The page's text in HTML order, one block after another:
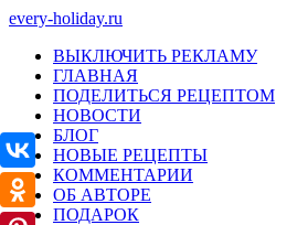
every-holiday.ru
ВЫКЛЮЧИТЬ РЕКЛАМУ
ГЛАВНАЯ
ПОДЕЛИТЬСЯ РЕЦЕПТОМ
НОВОСТИ
БЛОГ
НОВЫЕ РЕЦЕПТЫ
КОММЕНТАРИИ
ОБ АВТОРЕ
ПОДАРОК